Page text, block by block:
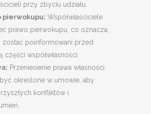
przy zbyciu udziału.
pierwokupu: Współwłaściciele
prawo pierwokupu, co oznacza,
zostać poinformowani przed
części współwłasności.
Przeniesienie prawa własności
określone w umowie, aby
konfliktów i